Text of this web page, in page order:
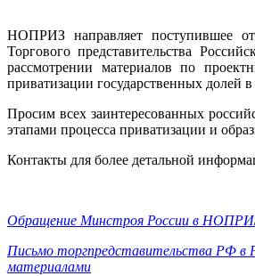
НОПРИЗ направляет поступившее
Торгового представительства
рассмотрении материалов по
приватизации государственных долей в
Просим всех заинтересованных
этапами процесса приватизации и
Контакты для более детальной
Обращение Минстроя России в
Письмо торгпредставительства РФ в
материалами